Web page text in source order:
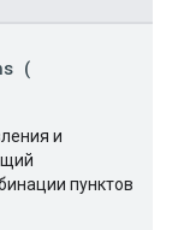
(
и
пунктов